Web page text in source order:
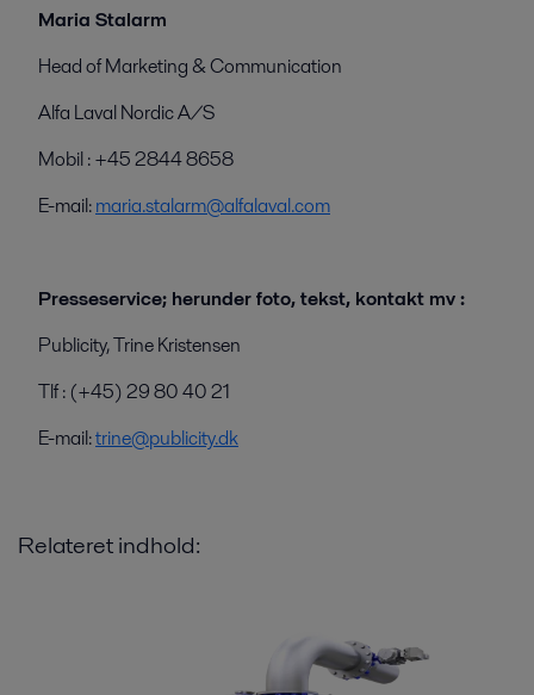
Maria Stalarm
Head of Marketing & Communication
Alfa Laval Nordic A/S
Mobil : +45 2844 8658
E-mail:maria.stalarm@alfalaval.com
Presseservice; herunder foto, tekst, kontakt mv :
Publicity, Trine Kristensen
Tlf : (+45) 29 80 40 21
E-mail:trine@publicity.dk
Relateret indhold: